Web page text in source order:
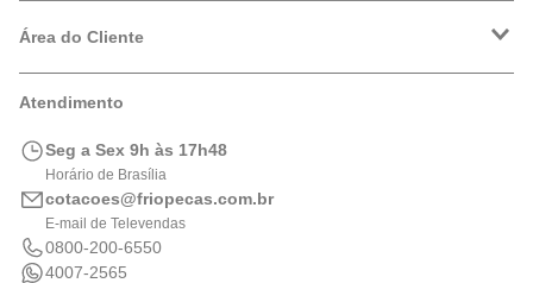
Política de Privacidade
Logística
Área do Cliente
Meus Pedidos
Portal de Boletos
Atendimento
Seg a Sex 9h às 17h48
Horário de Brasília
cotacoes@friopecas.com.br
E-mail de Televendas
0800-200-6550
4007-2565